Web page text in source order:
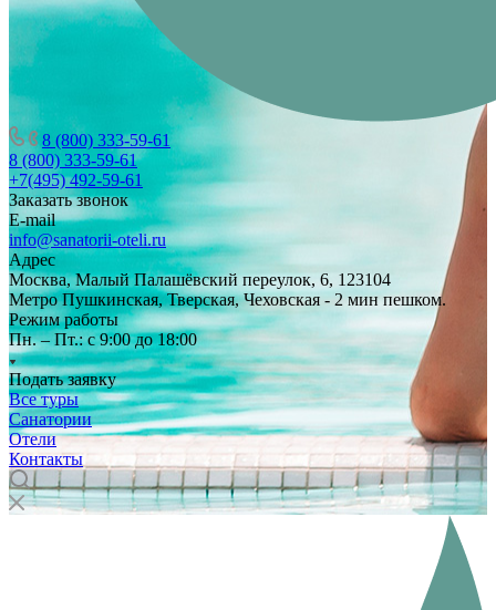
8 (800) 333-59-61
8 (800) 333-59-61
+7(495) 492-59-61
Заказать звонок
E-mail
info@sanatorii-oteli.ru
Адрес
Москва, Малый Палашёвский переулок, 6, 123104
Метро Пушкинская, Тверская, Чеховская - 2 мин пешком.
Режим работы
Пн. – Пт.: с 9:00 до 18:00
Подать заявку
Все туры
Санатории
Отели
Контакты